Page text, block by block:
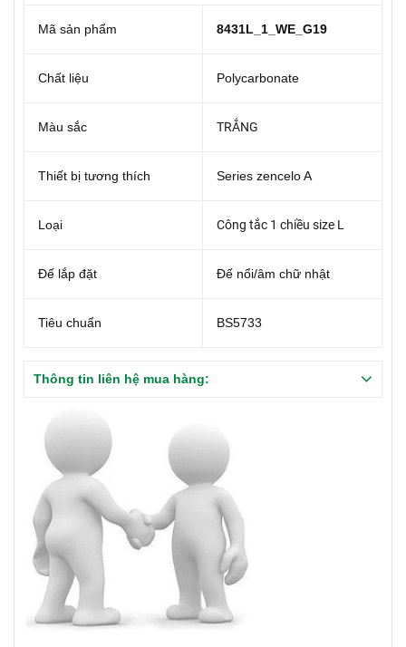
Mã sản phẩm 8431L_1_WE_G19
Chất liệu Polycarbonate
Màu sắc TRẮNG
Thiết bị tương thích Series zencelo A
Loại Công tắc 1 chiều size L
Đế lắp đặt Đế nổi/âm chữ nhật
Tiêu chuẩn BS5733
Thông tin liên hệ mua hàng: